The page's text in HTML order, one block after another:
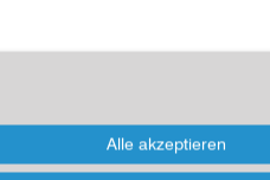
Alle akzeptieren